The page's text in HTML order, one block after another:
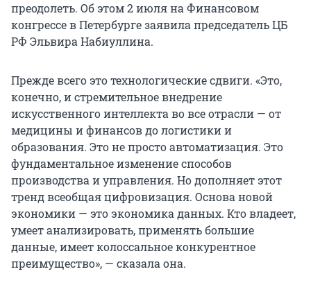
преодолеть. Об этом 2 июля на Финансовом
конгрессе в Петербурге заявила председатель ЦБ
РФ Эльвира Набиуллина.
Прежде всего это технологические сдвиги. «Это,
конечно, и стремительное внедрение
искусственного интеллекта во все отрасли — от
медицины и финансов до логистики и
образования. Это не просто автоматизация. Это
фундаментальное изменение способов
производства и управления. Но дополняет этот
тренд всеобщая цифровизация. Основа новой
экономики — это экономика данных. Кто владеет,
умеет анализировать, применять большие
данные, имеет колоссальное конкурентное
преимущество», — сказала она.